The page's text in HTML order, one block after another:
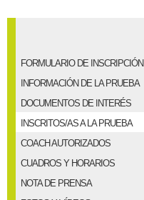
FORMULARIO DE INSCRIPCIÓN
INFORMACIÓN DE LA PRUEBA
DOCUMENTOS DE INTERÉS
INSCRITOS/AS A LA PRUEBA
COACH AUTORIZADOS
CUADROS Y HORARIOS
NOTA DE PRENSA